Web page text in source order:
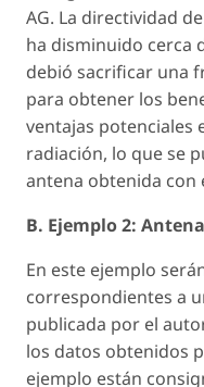
AG. La directividad
ha disminuido cerca
debió sacrificar una
para obtener los
ventajas potenciales
radiación, lo que se
antena obtenida con
B. Ejemplo 2:
En este ejemplo
correspondientes a
publicada por el
los datos obtenidos
ejemplo están